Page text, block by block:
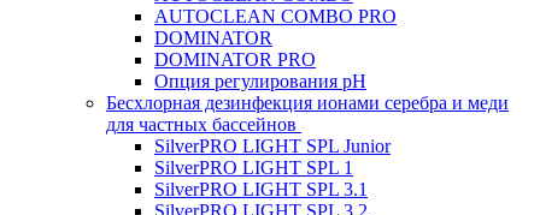
AUTOCLEAN COMBO PRO
DOMINATOR
DOMINATOR PRO
Опция регулирования pH
Беcхлорная дезинфекция ионами серебра и меди
для частных бассейнов
SilverPRO LIGHT SPL Junior
SilverPRO LIGHT SPL 1
SilverPRO LIGHT SPL 3.1
SilverPRO LIGHT SPL 3.2